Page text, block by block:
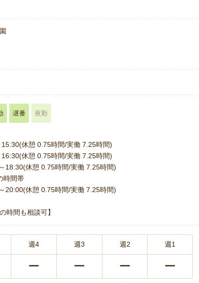
遅番 夜勤
休憩 0.75時間/実働 7.25時間)
16:30(休憩 0.75時間/実働 7.25時間)
18:30(休憩 0.75時間/実働 7.25時間)
間帯
20:00(休憩 0.75時間/実働 7.25時間)
時間も相談可】
週4 週3 週2 週1
ー ー ー ー